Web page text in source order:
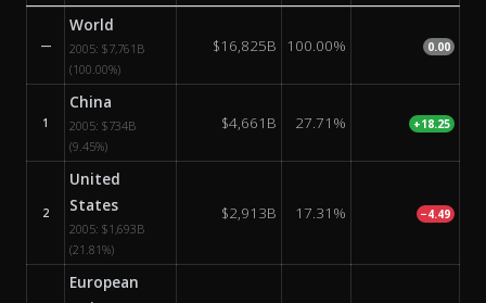
Manufacturing industry value add by country/bloc: 2024 value
—
World
2005: $7,761B
(100.00%)
$16,825B 100.00% 0.00
1
China
2005: $734B
(9.45%)
$4,661B 27.71% +18.25
2
United
States
2005: $1,693B
(21.81%)
$2,913B 17.31% −4.49
European